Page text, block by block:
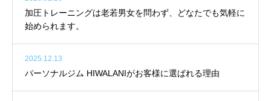
加圧トレーニングは老若男女を問わず、どなたでも気軽に
始められます。
2025.12.13
パーソナルジム HIWALANIがお客様に選ばれる理由